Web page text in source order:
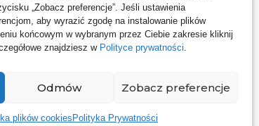
„Zobacz preferencje”. Jeśli ustawienia
aby wyrazić zgodę na instalowanie plików
końcowym w wybranym przez Ciebie zakresie kliknij
znajdziesz w Polityce prywatności.
Odmów Zobacz preferencje
plików cookiesPolityka Prywatności
Usługi 73
Zdrowie, Medycyna 123